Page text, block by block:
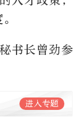
书长曾劲参
进入专题